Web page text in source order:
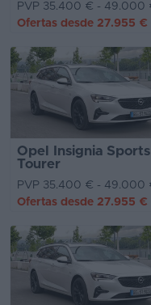
PVP 35.400 € - 49.000
Ofertas desde 27.955 €
Opel Insignia Sports
Tourer
PVP 35.400 € - 49.000
Ofertas desde 27.955 €